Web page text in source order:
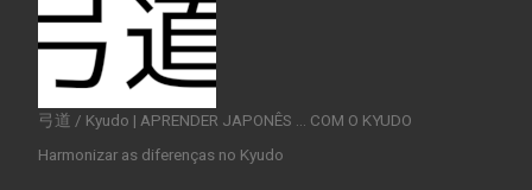
弓道 / Kyudo | APRENDER JAPONÊS … COM O KYUDO
Harmonizar as diferenças no Kyudo